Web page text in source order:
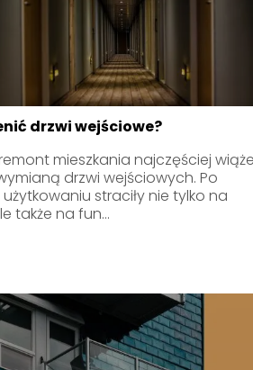
drzwi wejściowe?
mieszkania najczęściej wiąże
drzwi wejściowych. Po
straciły nie tylko na
także na fun...